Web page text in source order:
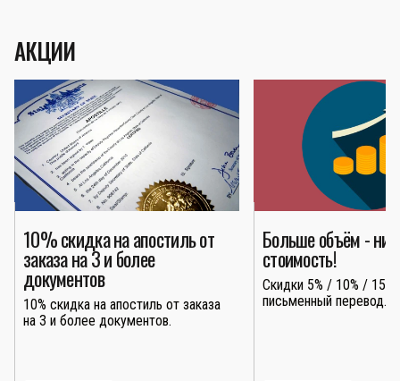
АКЦИИ
10% скидка на апостиль от
заказа на 3 и более
документов
10% скидка на апостиль от заказа
на 3 и более документов.
Больше объём -
стоимость!
Скидки 5% / 10% / 15%
письменный перевод.